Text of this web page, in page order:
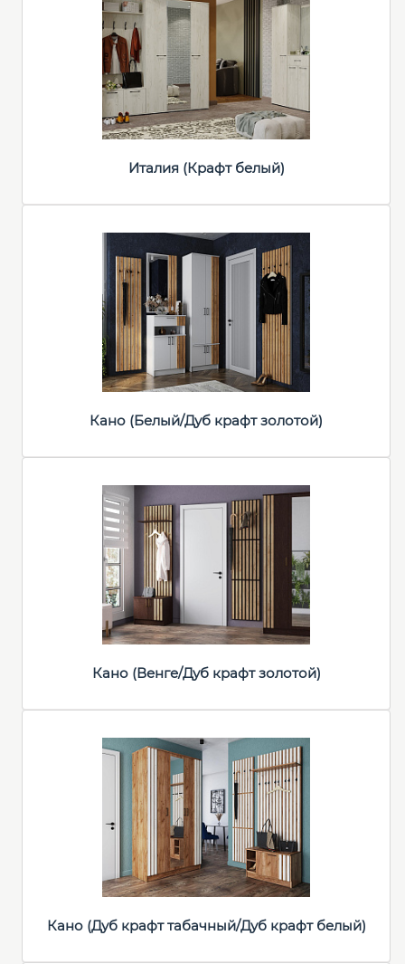
Италия (Крафт белый)
Кано (Белый/Дуб крафт золотой)
Кано (Венге/Дуб крафт золотой)
Кано (Дуб крафт табачный/Дуб крафт белый)